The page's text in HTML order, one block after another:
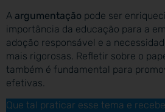
A argumentação pode ser
importância da educação para a
adoção responsável e a
mais rigorosas. Refletir sobre o
também é fundamental para
efetivas.
Que tal praticar esse tema e